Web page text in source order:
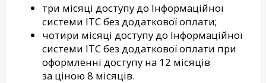
три місяці доступу до Інформаційної
системи ІТС без додаткової оплати;
чотири місяці доступу до Інформаційної
системи ІТС без додаткової оплати при
оформленні доступу на 12 місяців
за ціною 8 місяців.